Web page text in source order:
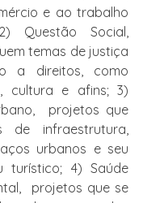
e ao trabalho
Questão Social,
temas de justiça
a direitos, como
cultura e afins; 3)
projetos que
de infraestrutura,
urbanos e seu
turístico; 4) Saúde
projetos que se